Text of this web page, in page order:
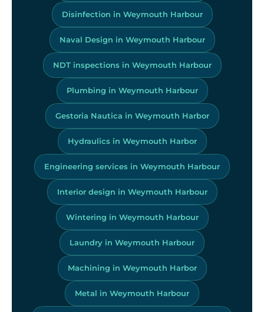
Disinfection in Weymouth Harbour
Naval Design in Weymouth Harbour
NDT inspections in Weymouth Harbour
Plumbing in Weymouth Harbour
Gestoria Nautica in Weymouth Harbor
Hydraulics in Weymouth Harbor
Engineering services in Weymouth Harbour
Interior design in Weymouth Harbour
Wintering in Weymouth Harbour
Laundry in Weymouth Harbour
Machining in Weymouth Harbor
Metal in Weymouth Harbour